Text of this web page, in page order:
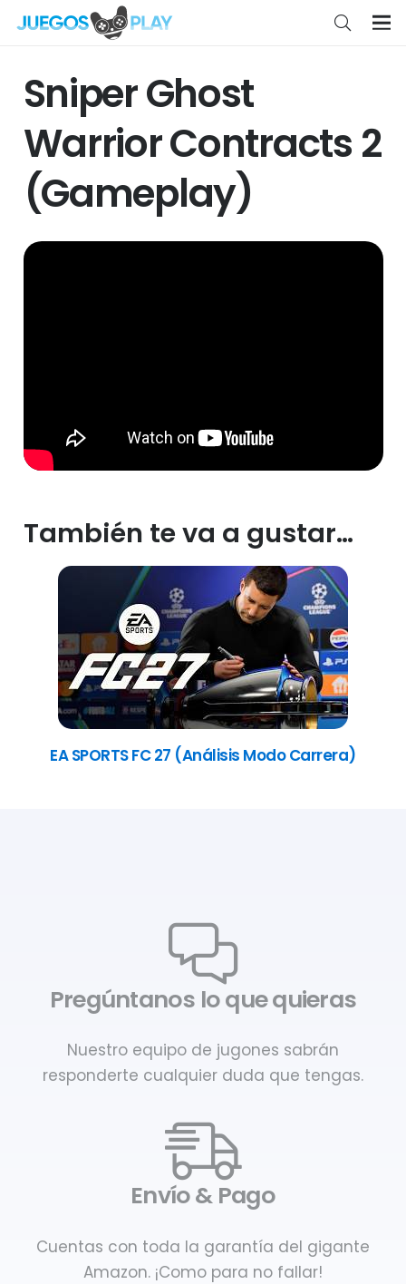
Sniper Ghost
Warrior Contracts 2
(Gameplay)
También te va a gustar…
EA SPORTS FC 27 (Análisis Modo Carrera)
Pregúntanos lo que quieras
Nuestro equipo de jugones sabrán
responderte cualquier duda que tengas.
Envío & Pago
Cuentas con toda la garantía del gigante
Amazon. ¡Como para no fallar!